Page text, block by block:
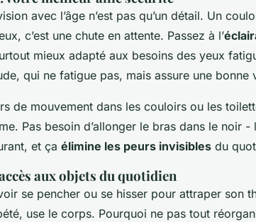
avec l’âge n’est pas qu’un détail. Un
c’est une chute en attente. Passez à l’
mieux adapté aux besoins des yeux
qui ne fatigue pas, mais assure une bonne
de mouvement dans les couloirs ou les
Pas besoin d’allonger le bras dans le noir -
et ça élimine les peurs invisibles du
aux objets du quotidien
se pencher ou se hisser pour attraper son
use le corps. Pourquoi ne pas tout